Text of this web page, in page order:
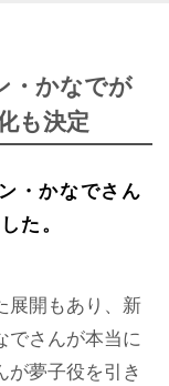
・かなでが
も決定
・かなでさん
た。
展開もあり、新
でさんが本当に
夢子役を引き